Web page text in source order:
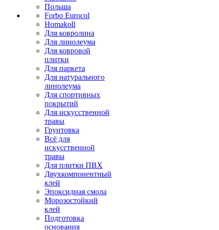
Польша
Forbo Eurocol
Homakoll
Для ковролина
Для линолеума
Для ковровой
плитки
Для паркета
Для натурального
линолеума
Для спортивных
покрытий
Для искусственной
травы
Грунтовка
Всё для
искусственной
травы
Для плитки ПВХ
Двухкомпонентный
клей
Эпоксидная смола
Морозостойкий
клей
Подготовка
основания